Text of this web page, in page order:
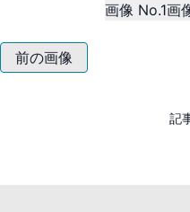
画像 No.1画
前の画像
記